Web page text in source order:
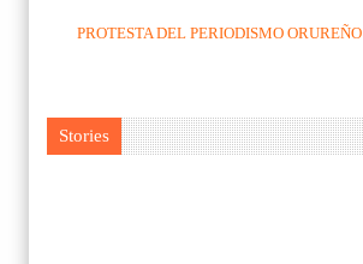
PROTESTA DEL PERIODISMO ORUREÑO
Stories